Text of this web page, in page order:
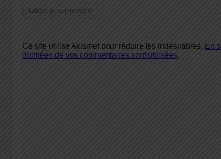
Ce site utilise Akismet pour réduire les indésirables. En
données de vos commentaires sont utilisées.